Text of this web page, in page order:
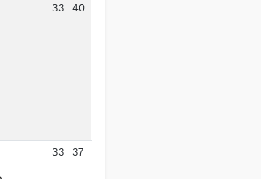
33 40
33 37